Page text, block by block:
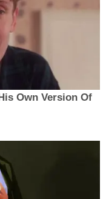
Own Version Of